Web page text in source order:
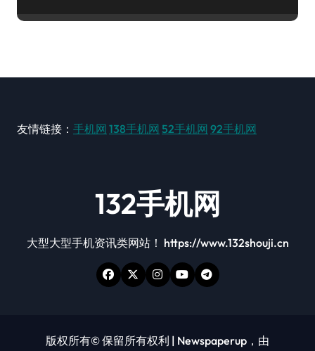
友情链接： 手机网 138手机网 52手机网 92手机网
132手机网
大型大型手机资讯类网站！ https://www.132shouji.cn
版权所有© 保留所有权利 | Newspaperup ，由